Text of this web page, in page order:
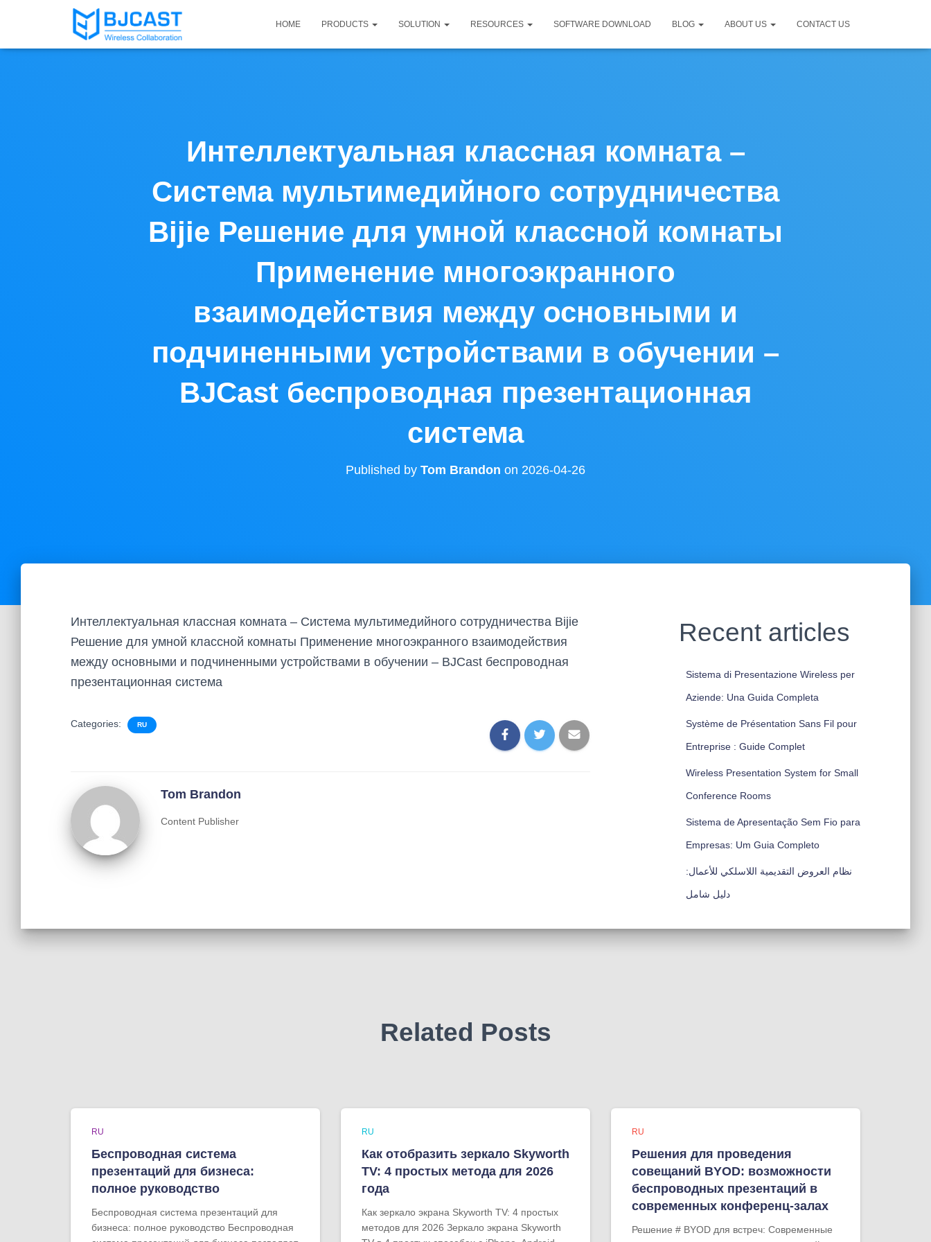
HOME PRODUCTS SOLUTION RESOURCES SOFTWARE DOWNLOAD BLOG ABOUT US CONTACT US
Интеллектуальная классная комната –
Система мультимедийного сотрудничества
Bijie Решение для умной классной комнаты
Применение многоэкранного
взаимодействия между основными и
подчиненными устройствами в обучении –
BJCast беспроводная презентационная
система
Published by Tom Brandon on 2026-04-26
Интеллектуальная классная комната – Система мультимедийного сотрудничества Bijie
Решение для умной классной комнаты Применение многоэкранного взаимодействия
между основными и подчиненными устройствами в обучении – BJCast беспроводная
презентационная система
Categories: RU
Tom Brandon
Content Publisher
Recent articles
Sistema di Presentazione Wireless per
Aziende: Una Guida Completa
Système de Présentation Sans Fil pour
Entreprise : Guide Complet
Wireless Presentation System for Small
Conference Rooms
Sistema de Apresentação Sem Fio para
Empresas: Um Guia Completo
نظام العروض التقديمية اللاسلكي للأعمال:
دليل شامل
Related Posts
RU
Беспроводная система
презентаций для бизнеса:
полное руководство
Беспроводная система презентаций для
бизнеса: полное руководство Беспроводная
RU
Как отобразить зеркало Skyworth
TV: 4 простых метода для 2026
года
Как зеркало экрана Skyworth TV: 4 простых
методов для 2026 Зеркало экрана Skyworth
RU
Решения для проведения
совещаний BYOD: возможности
беспроводных презентаций в
современных конференц-залах
Решение # BYOD для встреч: Современные